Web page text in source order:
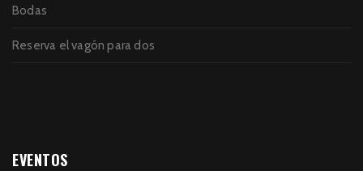
Bodas
Reserva el vagón para dos
EVENTOS